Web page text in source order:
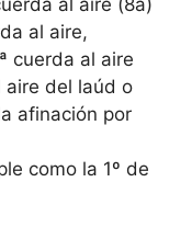
al aire (8a)
al aire,
cuerda al aire
aire del laúd o
afinación por
como la 1º de